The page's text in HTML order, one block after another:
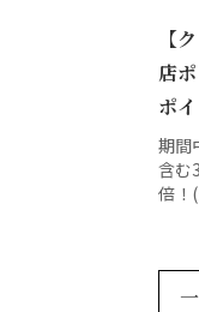
【
店
ポ
期間
含む
倍！